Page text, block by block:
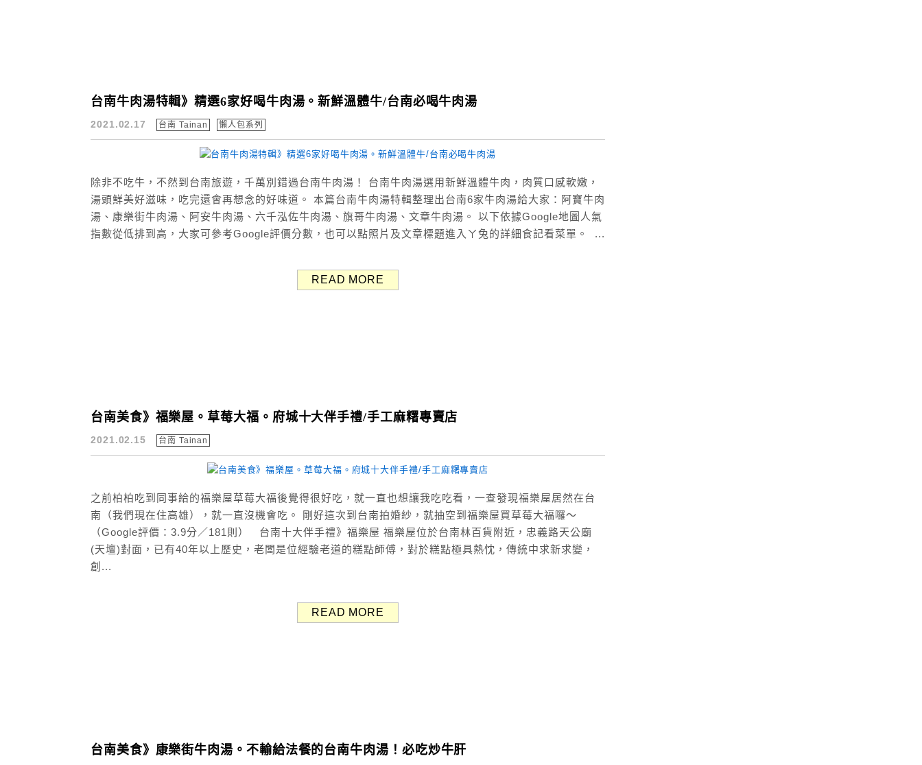
台南牛肉湯特輯》精選6家好喝牛肉湯。新鮮溫體牛/台南必喝牛肉湯
2021.02.17 台南 Tainan 懶人包系列
除非不吃牛，不然到台南旅遊，千萬別錯過台南牛肉湯！ 台南牛肉湯選用新鮮溫體牛肉，肉質口感軟嫩，
湯頭鮮美好滋味，吃完還會再想念的好味道。 本篇台南牛肉湯特輯整理出台南6家牛肉湯給大家：阿寶牛肉
湯、康樂街牛肉湯、阿安牛肉湯、六千泓佐牛肉湯、旗哥牛肉湯、文章牛肉湯。 以下依據Google地圖人氣
指數從低排到高，大家可參考Google評價分數，也可以點照片及文章標題進入ㄚ兔的詳細食記看菜單。 ...
READ MORE
台南美食》福樂屋。草莓大福。府城十大伴手禮/手工麻糬專賣店
2021.02.15 台南 Tainan
之前柏柏吃到同事給的福樂屋草莓大福後覺得很好吃，就一直也想讓我吃吃看，一查發現福樂屋居然在台
南（我們現在住高雄），就一直沒機會吃。 剛好這次到台南拍婚紗，就抽空到福樂屋買草莓大福囉～
（Google評價：3.9分／181則） 台南十大伴手禮》福樂屋 福樂屋位於台南林百貨附近，忠義路天公廟
(天壇)對面，已有40年以上歷史，老闆是位經驗老道的糕點師傅，對於糕點極具熱忱，傳統中求新求變，
創...
READ MORE
台南美食》康樂街牛肉湯。不輸給法餐的台南牛肉湯！必吃炒牛肝